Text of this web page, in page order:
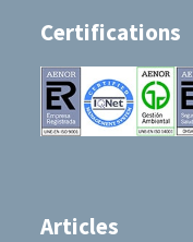
Certifications
Articles